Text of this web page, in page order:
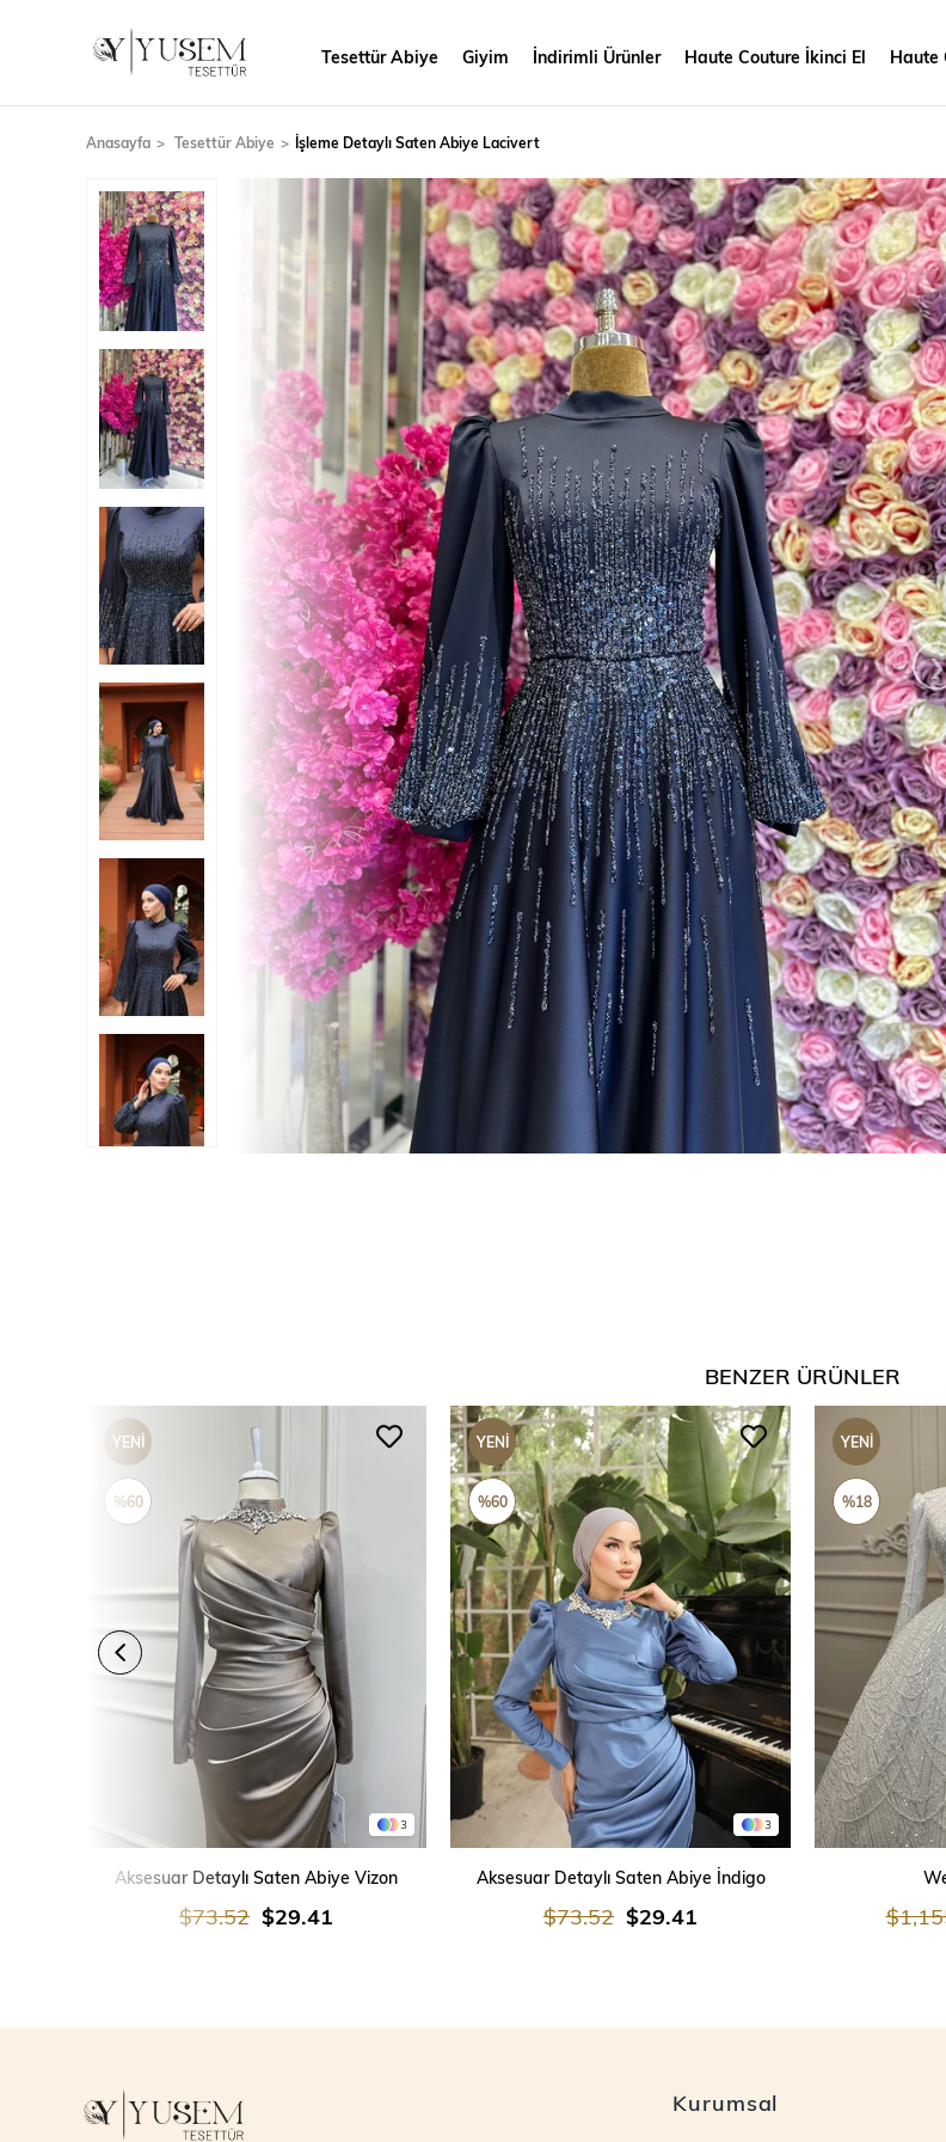
Tesettür Abiye Giyim İndirimli Ürünler Haute Couture İkinci El Haute
Anasayfa Tesettür Abiye İşleme Detaylı Saten Abiye Lacivert
›
BENZER ÜRÜNLER
3
SEPETE EKLE
Aksesuar Detaylı Saten Abiye Vizon
$29.41
$73.52
YENI
ÜRÜN
%60
3
SEPETE EKLE
Aksesuar Detaylı Saten Abiye İndigo
$29.41
$73.52
YENI
ÜRÜN
%60
YENI
ÜRÜN
%18
Kurumsal